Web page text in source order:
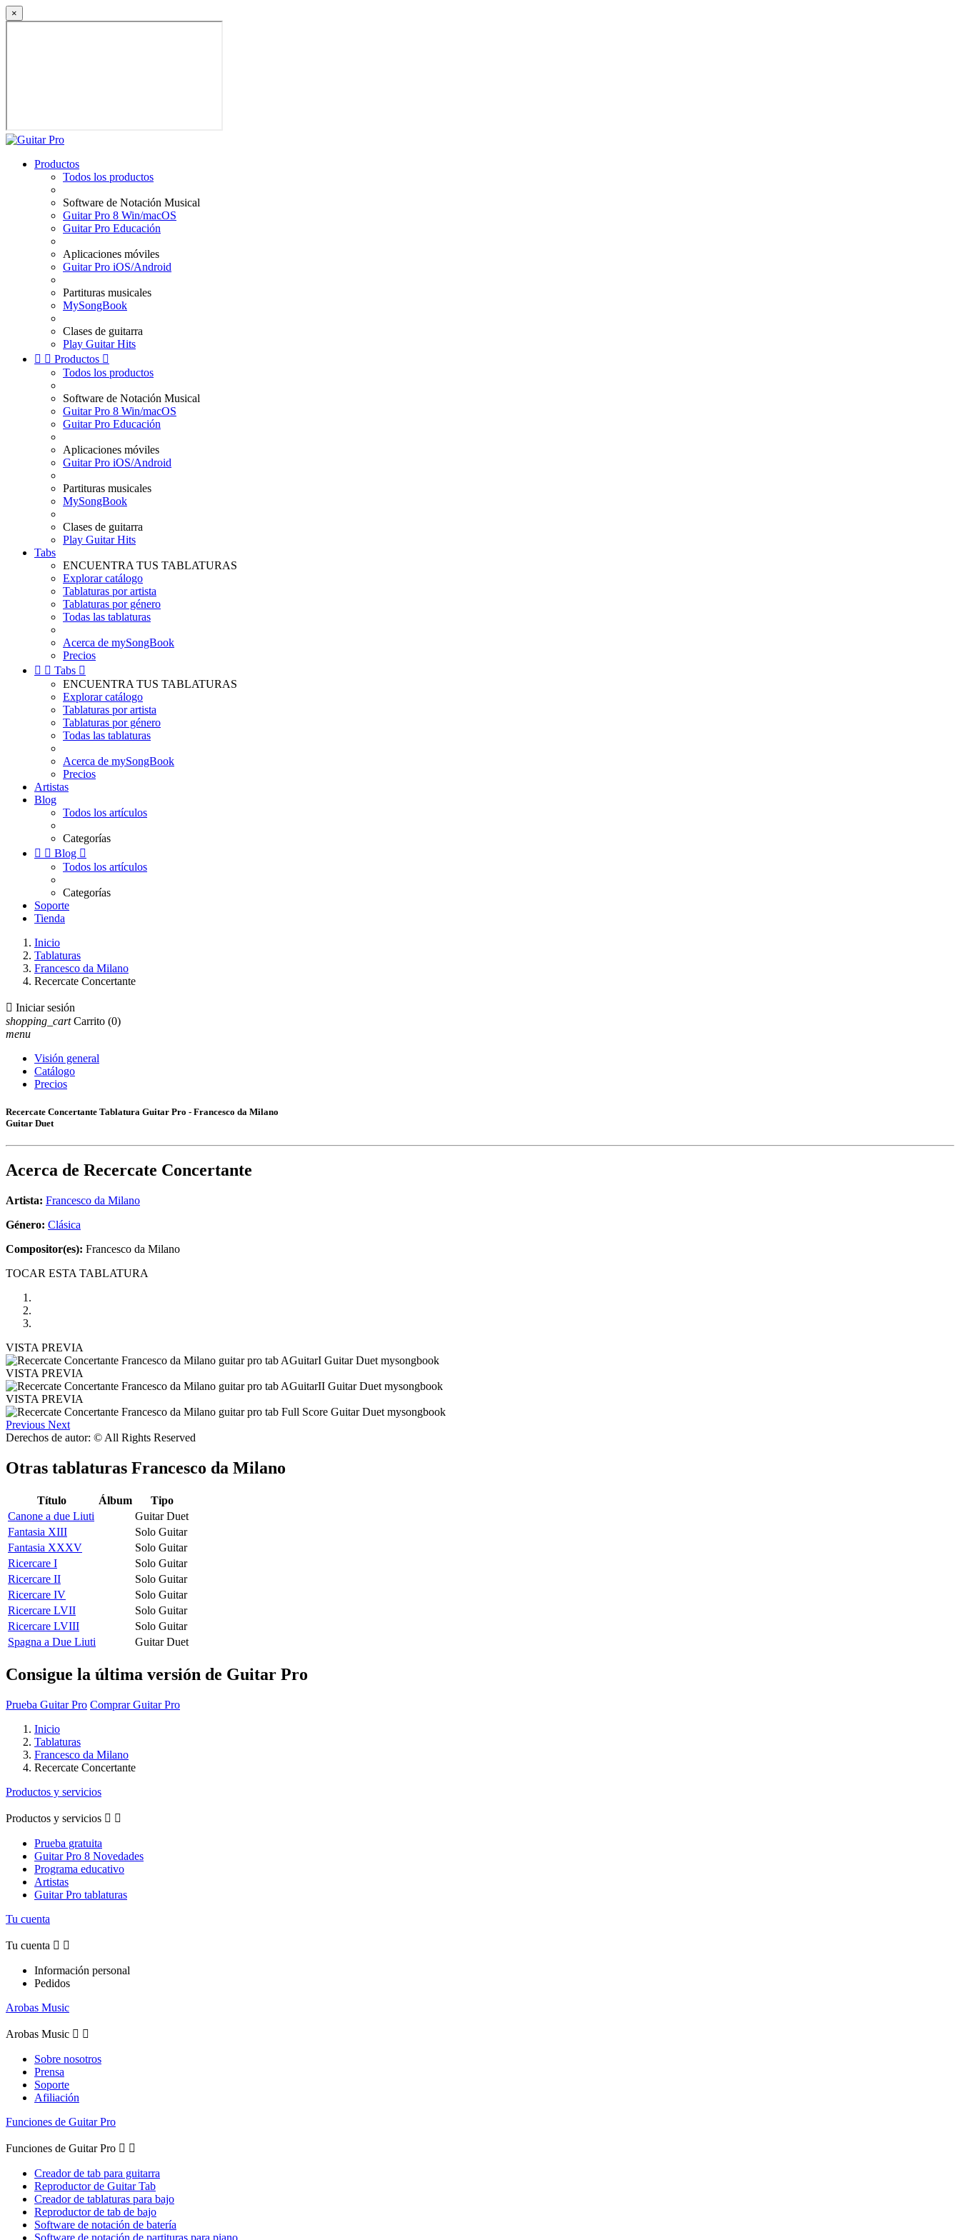
×
Productos
Todos los productos
Software de Notación Musical
Guitar Pro 8 Win/macOS
Guitar Pro Educación
Aplicaciones móviles
Guitar Pro iOS/Android
Partituras musicales
MySongBook
Clases de guitarra
Play Guitar Hits
  Productos 
Todos los productos
Software de Notación Musical
Guitar Pro 8 Win/macOS
Guitar Pro Educación
Aplicaciones móviles
Guitar Pro iOS/Android
Partituras musicales
MySongBook
Clases de guitarra
Play Guitar Hits
Tabs
ENCUENTRA TUS TABLATURAS
Explorar catálogo
Tablaturas por artista
Tablaturas por género
Todas las tablaturas
Acerca de mySongBook
Precios
  Tabs 
ENCUENTRA TUS TABLATURAS
Explorar catálogo
Tablaturas por artista
Tablaturas por género
Todas las tablaturas
Acerca de mySongBook
Precios
Artistas
Blog
Todos los artículos
Categorías
  Blog 
Todos los artículos
Categorías
Soporte
Tienda
Inicio
Tablaturas
Francesco da Milano
Recercate Concertante
 Iniciar sesión
shopping_cart Carrito (0)
menu
Visión general
Catálogo
Precios
Recercate Concertante Tablatura Guitar Pro - Francesco da Milano
Guitar Duet
Acerca de Recercate Concertante
Artista: Francesco da Milano
Género: Clásica
Compositor(es): Francesco da Milano
TOCAR ESTA TABLATURA
VISTA PREVIA
VISTA PREVIA
VISTA PREVIA
Previous Next
Derechos de autor: © All Rights Reserved
Otras tablaturas Francesco da Milano
Título Álbum
Tipo
Canone a due Liuti
Guitar Duet
Fantasia XIII
Solo Guitar
Fantasia XXXV
Solo Guitar
Ricercare I
Solo Guitar
Ricercare II
Solo Guitar
Ricercare IV
Solo Guitar
Ricercare LVII
Solo Guitar
Ricercare LVIII
Solo Guitar
Spagna a Due Liuti
Guitar Duet
Consigue la última versión de Guitar Pro
Prueba Guitar Pro Comprar Guitar Pro
Inicio
Tablaturas
Francesco da Milano
Recercate Concertante
Productos y servicios
Productos y servicios  
Prueba gratuita
Guitar Pro 8 Novedades
Programa educativo
Artistas
Guitar Pro tablaturas
Tu cuenta
Tu cuenta  
Información personal
Pedidos
Arobas Music
Arobas Music  
Sobre nosotros
Prensa
Soporte
Afiliación
Funciones de Guitar Pro
Funciones de Guitar Pro  
Creador de tab para guitarra
Reproductor de Guitar Tab
Creador de tablaturas para bajo
Reproductor de tab de bajo
Software de notación de batería
Software de notación de partituras para piano